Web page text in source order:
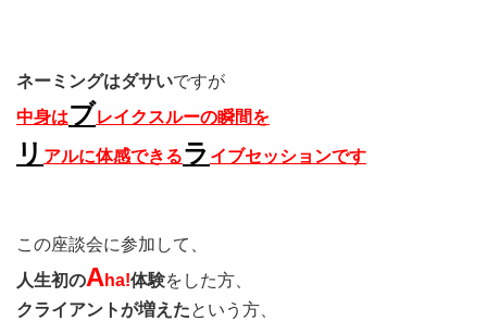
ネーミングはダサいですが
中身はブレイクスルーの瞬間を
リ アルに体感できるラ イブセッションです
この座談会に参加して、
人生初のAha!体験をした方、
クライアントが増えたという方、